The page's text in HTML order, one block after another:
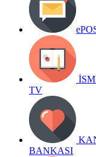
TV
BANKASI